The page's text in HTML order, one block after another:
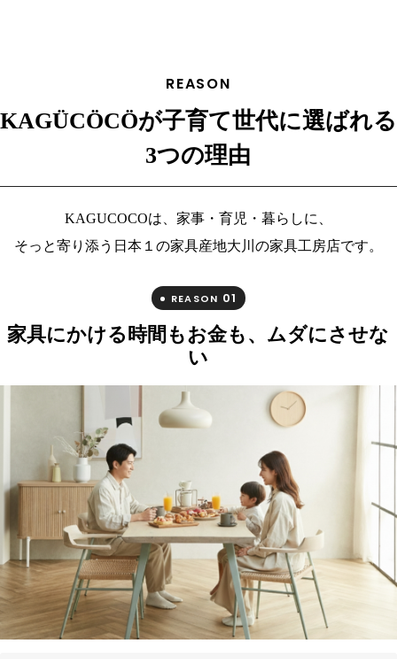
REASON
KAGÜCÖCÖが子育て世代に選ばれる
3つの理由
KAGUCOCOは、家事・育児・暮らしに、
そっと寄り添う日本１の家具産地大川の家具工房店です。
REASON 01
家具にかける時間もお金も、ムダにさせな
い